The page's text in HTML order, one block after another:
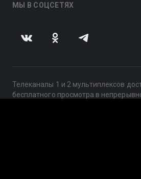
МЫ В СОЦСЕТЯХ
Телеканалы 1 и 2 мультиплексов
бесплатного просмотра в